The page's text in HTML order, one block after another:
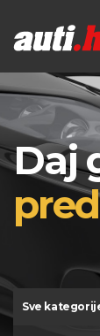
Daj
Sve